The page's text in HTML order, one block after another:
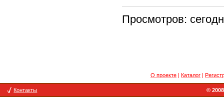
Просмотров:
О проекте Каталог
Контакты ©